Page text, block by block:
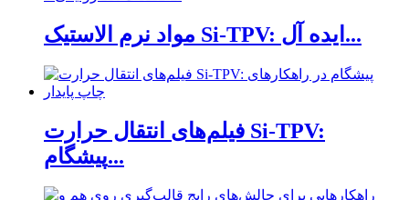
مواد نرم الاستیک Si-TPV: ایده آل...
فیلم‌های انتقال حرارت Si-TPV:
پیشگام...